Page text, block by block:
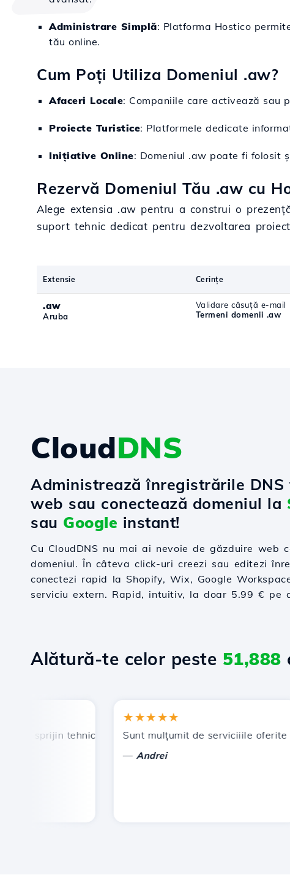
Administrare Simplă: Platforma Hostico
tău online.
Cum Poți Utiliza Domeniul .aw?
Afaceri Locale: Companiile care activează sau
Proiecte Turistice: Platformele dedicate
Inițiative Online: Domeniul .aw poate fi folosit
Rezervă Domeniul Tău .aw cu
Alege extensia .aw pentru a construi o
suport tehnic dedicat pentru dezvoltarea
Extensie Cerințe
.aw
Aruba
Validare căsuță e-mail
Termeni domenii .aw
CloudDNS
Administrează înregistrările
web sau conectează domeniul la
sau Google instant!
Cu CloudDNS nu mai ai nevoie de găzduire web
domeniul. În câteva click-uri creezi sau editezi
conectezi rapid la Shopify, Wix, Google
serviciu extern. Rapid, intuitiv, la doar 5.99 € pe
Alătură-te celor peste 51,888
sprijin tehnic prompt și eficient.
★★★★★
Sunt mulțumit de serviciiile oferite de
Andrei